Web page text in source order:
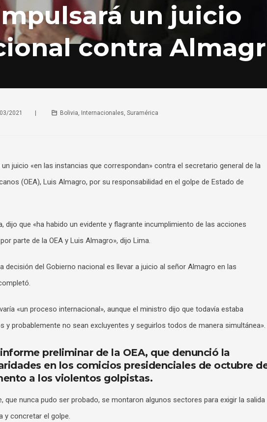
un juicio
contra
2021 Bolivia, Internacionales, Suramérica
juicio «en las instancias que correspondan» contra el secretario general de la
(OEA), Luis Almagro, por su responsabilidad en el golpe de Estado de
dijo que «ha habido un evidente y flagrante incumplimiento de las acciones
parte de la OEA y Luis Almagro», dijo Lima.
decisión del Gobierno nacional es llevar a juicio al señor Almagro en las
«un proceso internacional», aunque el ministro dijo que todavía estaba
y probablemente no sean excluyentes y seguirlos todos de manera simultánea».
preliminar de la OEA, que denunció la
en los comicios presidenciales de octubre
a los violentos golpistas.
que nunca pudo ser probado, se montaron algunos sectores para exigir la salida
y concretar el golpe.